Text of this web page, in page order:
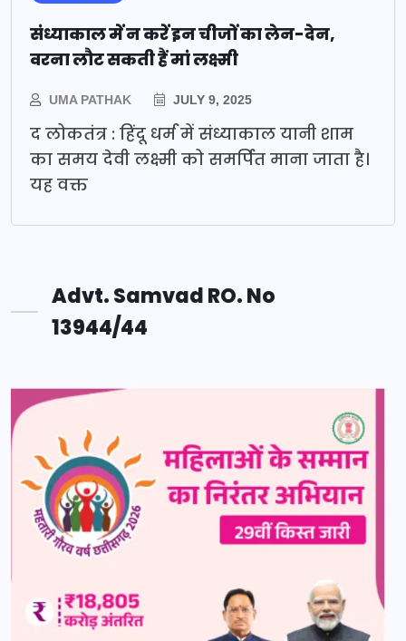
संध्याकाल में न करें इन चीजों का लेन-देन,
वरना लौट सकती हैं मां लक्ष्मी
UMA PATHAK JULY 9, 2025
द लोकतंत्र : हिंदू धर्म में संध्याकाल यानी शाम
का समय देवी लक्ष्मी को समर्पित माना जाता है।
यह वक्त
Advt. Samvad RO. No
13944/44